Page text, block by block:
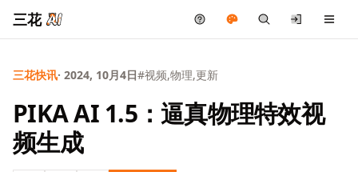
三花
三花快讯· 2024, 10月4日#视频,物理,更新
PIKA AI 1.5：逼真物理特效视
频生成